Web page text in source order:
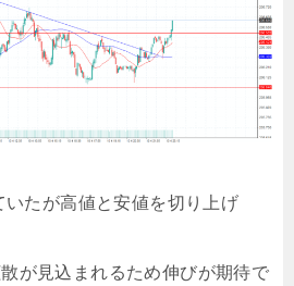
たが高値と安値を切り上げ
が見込まれるため伸びが期待で